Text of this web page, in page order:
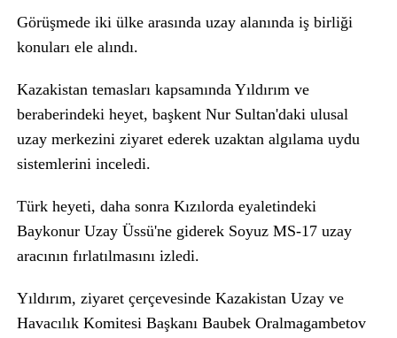
Görüşmede iki ülke arasında uzay alanında iş birliği
konuları ele alındı.
Kazakistan temasları kapsamında Yıldırım ve
beraberindeki heyet, başkent Nur Sultan'daki ulusal
uzay merkezini ziyaret ederek uzaktan algılama uydu
sistemlerini inceledi.
Türk heyeti, daha sonra Kızılorda eyaletindeki
Baykonur Uzay Üssü'ne giderek Soyuz MS-17 uzay
aracının fırlatılmasını izledi.
Yıldırım, ziyaret çerçevesinde Kazakistan Uzay ve
Havacılık Komitesi Başkanı Baubek Oralmagambetov